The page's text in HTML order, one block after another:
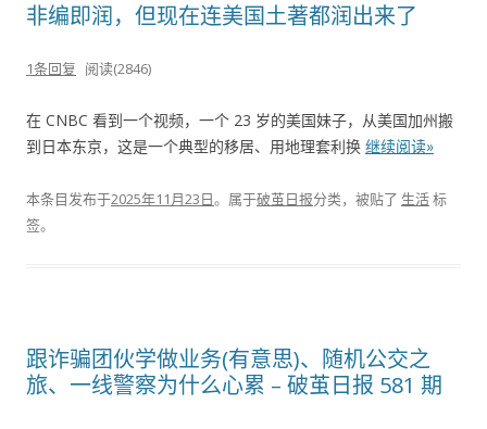
非编即润，但现在连美国土著都润出来了
1条回复 阅读(2846)
在 CNBC 看到一个视频，一个 23 岁的美国妹子，从美国加州搬
到日本东京，这是一个典型的移居、用地理套利换 继续阅读»
本条目发布于2025年11月23日。属于破茧日报分类，被贴了 生活标
签。
跟诈骗团伙学做业务(有意思)、随机公交之
旅、一线警察为什么心累 – 破茧日报 581 期